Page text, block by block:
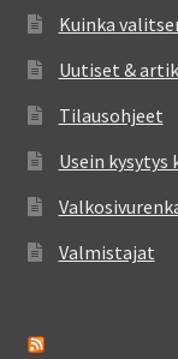
Kuinka
Uutiset &
Tilausohjeet
Usein kysytys
Valmistajat